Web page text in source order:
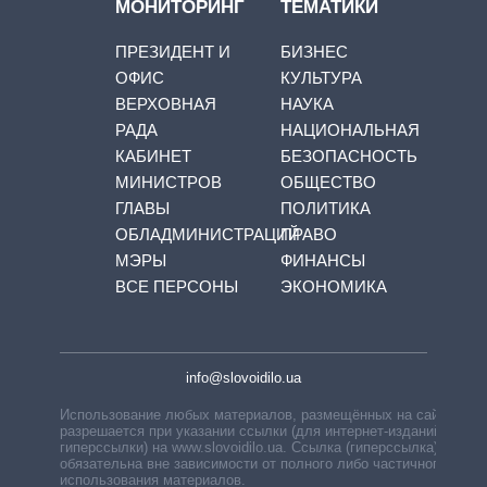
МОНИТОРИНГ
ПРЕЗИДЕНТ И
ОФИС
ВЕРХОВНАЯ
РАДА
КАБИНЕТ
МИНИСТРОВ
ГЛАВЫ
ОБЛАДМИНИСТРАЦИЙ
МЭРЫ
ВСЕ ПЕРСОНЫ
ТЕМАТИКИ
БИЗНЕС
КУЛЬТУРА
НАУКА
НАЦИОНАЛЬНАЯ
БЕЗОПАСНОСТЬ
ОБЩЕСТВО
ПОЛИТИКА
ПРАВО
ФИНАНСЫ
ЭКОНОМИКА
info@slovoidilo.ua
Использование любых материалов, размещённых на сайте,
разрешается при указании ссылки (для интернет-изданий —
гиперссылки) на www.slovoidilo.ua. Ссылка (гиперссылка)
обязательна вне зависимости от полного либо частичного
использования материалов.